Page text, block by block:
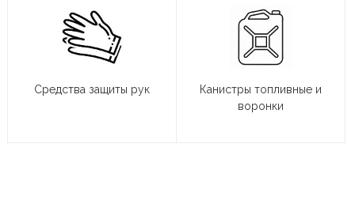
Средства защиты рук
Канистры топливные и
воронки